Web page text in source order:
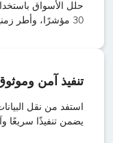
حلل الأسواق
30 مؤشرًا، وأطر زمنية متعددة، كل ذلك داخل متصفحك.
تنفيذ آمن
استفد من نقل
يضمن تنفيذًا سريعًا